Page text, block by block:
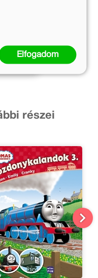
Ft
Kosárba
részei
Elfogadom